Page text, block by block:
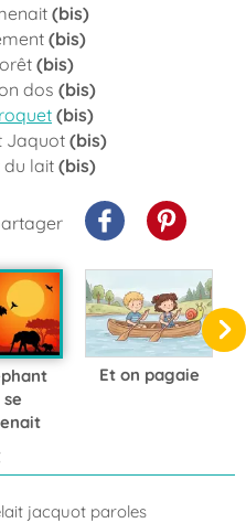
(bis)
(bis)
(bis)
dos (bis)
(bis)
Jaquot(bis)
du lait (bis)
Et on pagaie
jacquot paroles